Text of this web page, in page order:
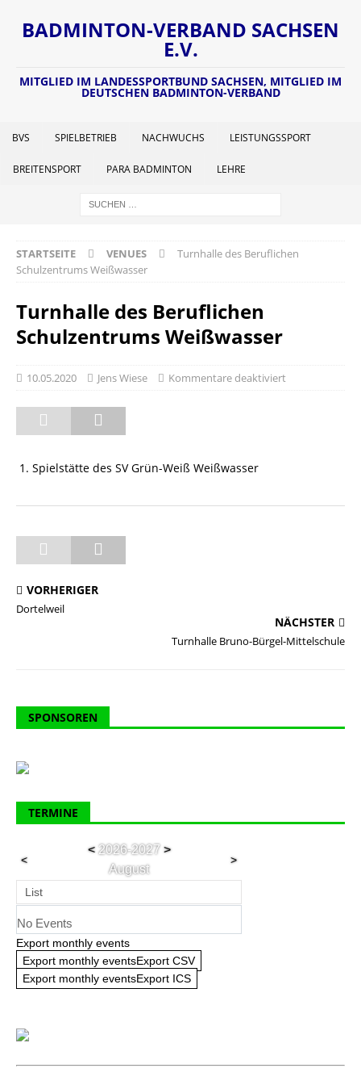
BADMINTON-VERBAND SACHSEN
E.V.
MITGLIED IM LANDESSPORTBUND SACHSEN, MITGLIED IM
DEUTSCHEN BADMINTON-VERBAND
BVS SPIELBETRIEB NACHWUCHS LEISTUNGSSPORT
BREITENSPORT PARA BADMINTON LEHRE
STARTSEITE VENUES
Turnhalle des Beruflichen
Schulzentrums Weißwasser
Turnhalle des Beruflichen
Schulzentrums Weißwasser
10.05.2020 Jens Wiese Kommentare deaktiviert
Spielstätte des SV Grün-Weiß Weißwasser
VORHERIGER
Dortelweil
NÄCHSTER
Turnhalle Bruno-Bürgel-Mittelschule
SPONSOREN
TERMINE
<
<2026-2027 >
August
>
List
No Events
Export monthly events
Export monthly eventsExport CSV
Export monthly eventsExport ICS